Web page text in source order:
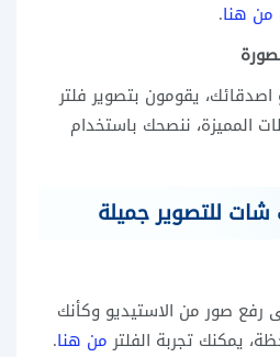
من هنا.
اصدقائك، يقومون بتصوير فلتر
المميزة، ننصحك باستخدام
شات للتصوير جميلة
رفع صور من الاستيديو وكأنك
يمكنك تجربة الفلتر من هنا.